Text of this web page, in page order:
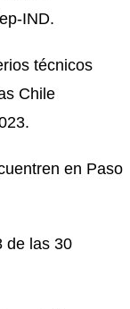
IND.
técnicos
Chile
en Paso
de las 30